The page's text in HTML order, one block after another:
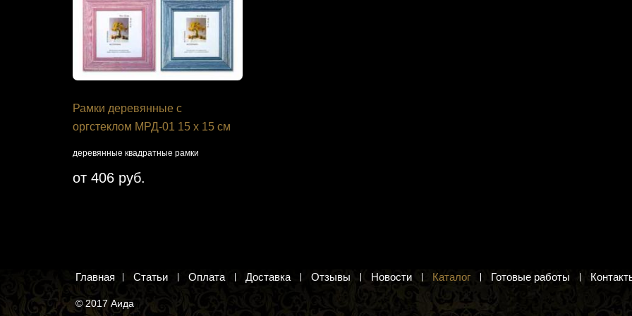
Рамки деревянные с
оргстеклом МРД-01 15 х 15 см
деревянные квадратные рамки
от 406 руб.
Главная Статьи Оплата Доставка Отзывы Новости Каталог Готовые работы
© 2017 Аида